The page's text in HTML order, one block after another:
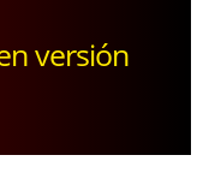
versión